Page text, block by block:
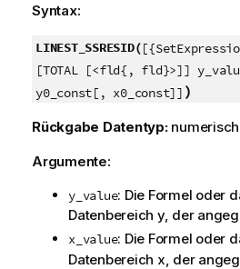
Syntax:
LINEST_SSRESID(
[TOTAL [<fld{, fld}>]]
y0_const[, x0_const]] )
Rückgabe Datentyp: numerisch
Argumente:
y_value: Die Formel oder
Datenbereich y, der
x_value: Die Formel oder
Datenbereich x, der